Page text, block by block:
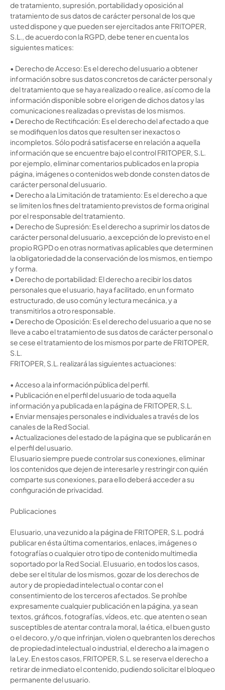
de tratamiento, supresión, portabilidad y oposición al
tratamiento de sus datos de carácter personal de los que
usted dispone y que pueden ser ejercitados ante FRITOPER,
S.L., de acuerdo con la RGPD, debe tener en cuenta los
siguientes matices:
• Derecho de Acceso: Es el derecho del usuario a obtener
información sobre sus datos concretos de carácter personal y
del tratamiento que se haya realizado o realice, así como de la
información disponible sobre el origen de dichos datos y las
comunicaciones realizadas o previstas de los mismos.
• Derecho de Rectificación: Es el derecho del afectado a que
se modifiquen los datos que resulten ser inexactos o
incompletos. Sólo podrá satisfacerseen relación aaquella
información que se encuentre bajo el control FRITOPER, S.L.
por ejemplo, eliminar comentarios publicados en la propia
página, imágenes o contenidos web donde consten datos de
carácter personal del usuario.
• Derecho a la Limitación de tratamiento: Es el derecho a que
se limiten los fines del tratamiento previstos de forma original
por el responsable del tratamiento.
• Derecho de Supresión: Es el derecho a suprimir los datos de
carácter personal del usuario, a excepción de lo previsto en el
propio RGPD o en otras normativas aplicables que determinen
la obligatoriedad de la conservación de los mismos, en tiempo
y forma.
• Derecho de portabilidad: El derecho a recibir los datos
personales que el usuario, haya facilitado, en un formato
estructurado, de uso común y lectura mecánica, y a
transmitirlos a otro responsable.
• Derecho de Oposición: Es el derecho del usuario a que no se
lleve a cabo el tratamiento de sus datos de carácter personal o
se cese el tratamiento de los mismospor parte de FRITOPER,
S.L.
FRITOPER, S.L. realizará las siguientes actuaciones:
• Acceso a la información pública del perfil.
• Publicación en el perfil del usuario de toda aquella
información ya publicada en la página de FRITOPER, S.L.
• Enviar mensajes personales e individuales a través de los
canales de la Red Social.
• Actualizaciones del estado de la página que se publicarán en
el perfil del usuario.
El usuario siempre puede controlar sus conexiones, eliminar
los contenidos que dejen de interesarle y restringir con quién
comparte sus conexiones, para ello deberá acceder a su
configuración de privacidad.
Publicaciones
El usuario, una vez unido a la página de FRITOPER, S.L. podrá
publicar en ésta última comentarios, enlaces, imágenes o
fotografías o cualquier otro tipo de contenido multimedia
soportado por la Red Social. El usuario, en todos los casos,
debe ser el titular de los mismos, gozar de los derechos de
autor y de propiedad intelectual o contar con el
consentimiento de los terceros afectados. Se prohíbe
expresamente cualquier publicación en la página, ya sean
textos, gráficos, fotografías, vídeos, etc. que atenten o sean
susceptibles de atentar contra la moral, la ética, el buen gusto
o el decoro, y/o que infrinjan, violen o quebranten los derechos
de propiedad intelectual o industrial, el derecho a la imagen o
la Ley. En estos casos, FRITOPER, S.L. se reserva el derecho a
retirar de inmediato el contenido, pudiendo solicitar el bloqueo
permanente del usuario.